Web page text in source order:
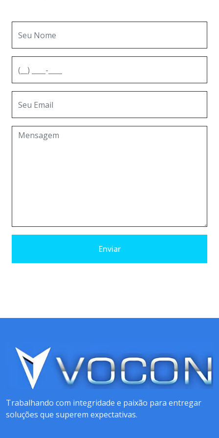
Enviar
Trabalhando com integridade e paixão para entregar
soluções que superem expectativas.